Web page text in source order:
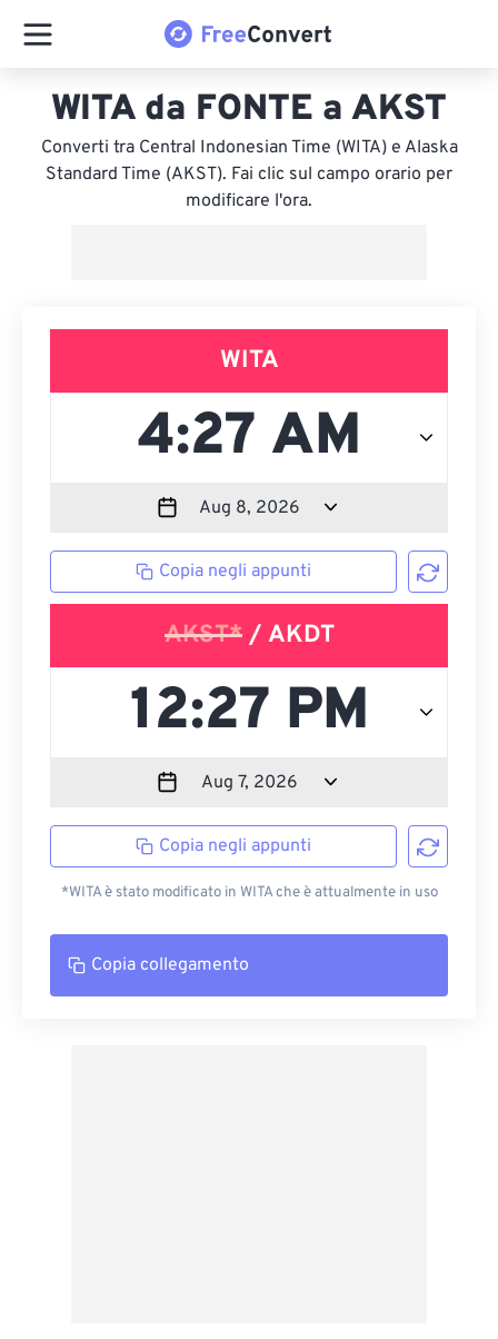
WITA da FONTE a AKST
Converti tra Central Indonesian Time (WITA) e Alaska
Standard Time (AKST). Fai clic sul campo orario per
modificare l'ora.
WITA
Copia negli appunti
AKST*/ AKDT
Copia negli appunti
*WITA è stato modificato in WITA che è attualmente in uso
Copia collegamento